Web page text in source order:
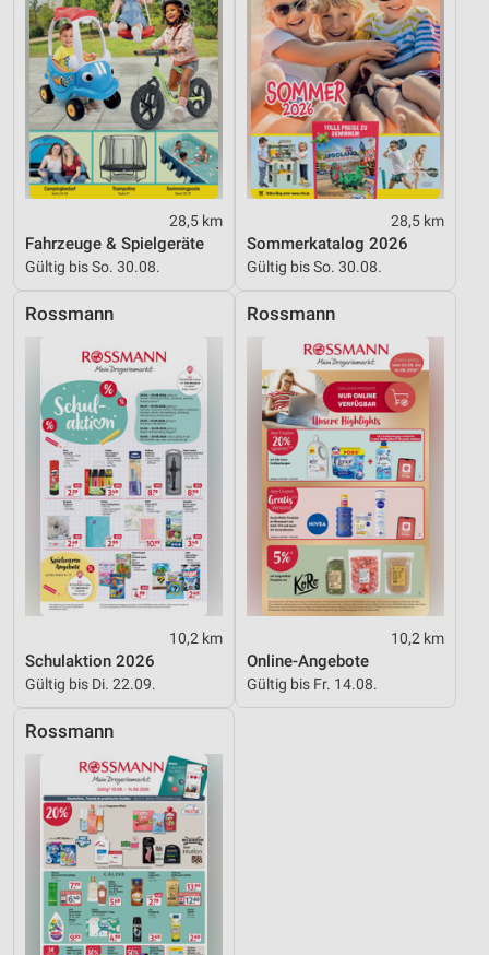
28,5 km
Fahrzeuge & Spielgeräte
Gültig bis So. 30.08.
28,5 km
Sommerkatalog 2026
Gültig bis So. 30.08.
Rossmann
10,2 km
Schulaktion 2026
Gültig bis Di. 22.09.
Rossmann
10,2 km
Online-Angebote
Gültig bis Fr. 14.08.
Rossmann
Funktional
Werbung